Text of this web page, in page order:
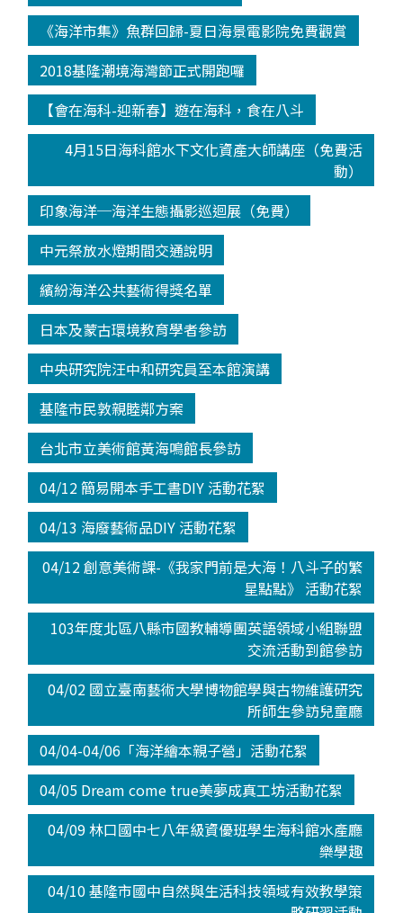
《海洋市集》魚群回歸-夏日海景電影院免費觀賞
2018基隆潮境海灣節正式開跑囉
【會在海科-迎新春】遊在海科，食在八斗
4月15日海科館水下文化資產大師講座（免費活
動）
印象海洋─海洋生態攝影巡迴展（免費）
中元祭放水燈期間交通說明
繽紛海洋公共藝術得獎名單
日本及蒙古環境教育學者參訪
中央研究院汪中和研究員至本館演講
基隆市民敦親睦鄰方案
台北市立美術館黃海鳴館長參訪
04/12 簡易開本手工書DIY 活動花絮
04/13 海廢藝術品DIY 活動花絮
04/12 創意美術課-《我家門前是大海！八斗子的繁
星點點》 活動花絮
103年度北區八縣市國教輔導團英語領域小組聯盟
交流活動到館參訪
04/02 國立臺南藝術大學博物館學與古物維護研究
所師生參訪兒童廳
04/04-04/06「海洋繪本親子營」活動花絮
04/05 Dream come true美夢成真工坊活動花絮
04/09 林口國中七八年級資優班學生海科館水產廳
樂學趣
04/10 基隆市國中自然與生活科技領域有效教學策